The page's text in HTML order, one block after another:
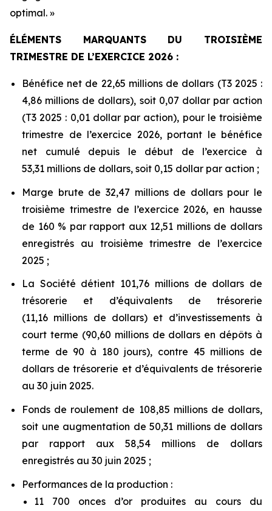
optimal. »
ÉLÉMENTS MARQUANTS DU TROISIÈME
TRIMESTRE DE L’EXERCICE 2026 :
Bénéfice net de 22,65 millions de dollars (T3 2025 :
4,86 millions de dollars), soit 0,07 dollar par action
(T3 2025 : 0,01 dollar par action), pour le troisième
trimestre de l’exercice 2026, portant le bénéfice
net cumulé depuis le début de l’exercice à
53,31 millions de dollars, soit 0,15 dollar par action ;
Marge brute de 32,47 millions de dollars pour le
troisième trimestre de l’exercice 2026, en hausse
de 160 % par rapport aux 12,51 millions de dollars
enregistrés au troisième trimestre de l’exercice
2025 ;
La Société détient 101,76 millions de dollars de
trésorerie et d’équivalents de trésorerie
(11,16 millions de dollars) et d’investissements à
court terme (90,60 millions de dollars en dépôts à
terme de 90 à 180 jours), contre 45 millions de
dollars de trésorerie et d’équivalents de trésorerie
au 30 juin 2025.
Fonds de roulement de 108,85 millions de dollars,
soit une augmentation de 50,31 millions de dollars
par rapport aux 58,54 millions de dollars
enregistrés au 30 juin 2025 ;
Performances de la production :
11 700 onces d’or produites au cours du